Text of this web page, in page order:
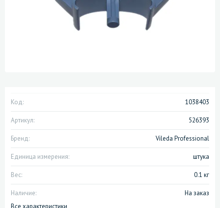
Код: 1038403
Артикул: 526393
Бренд: Vileda Professional
Единица измерения: штука
Вес: 0.1 кг
Наличие:
На заказ